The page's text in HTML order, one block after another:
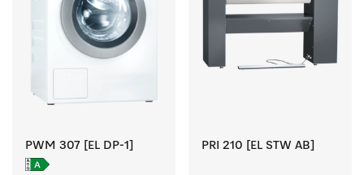
PWM 307 [EL DP-1] PRI 210 [EL STW AB]